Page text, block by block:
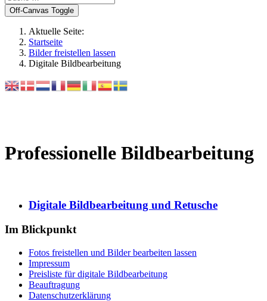
Off-Canvas Toggle
Aktuelle Seite:
Startseite
Bilder freistellen lassen
Digitale Bildbearbeitung
Professionelle Bildbearbeitung
Digitale Bildbearbeitung und Retusche
Im Blickpunkt
Fotos freistellen und Bilder bearbeiten lassen
Impressum
Preisliste für digitale Bildbearbeitung
Beauftragung
Datenschutzerklärung